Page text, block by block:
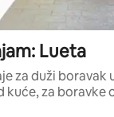
Lueta
za duži boravak
za boravke